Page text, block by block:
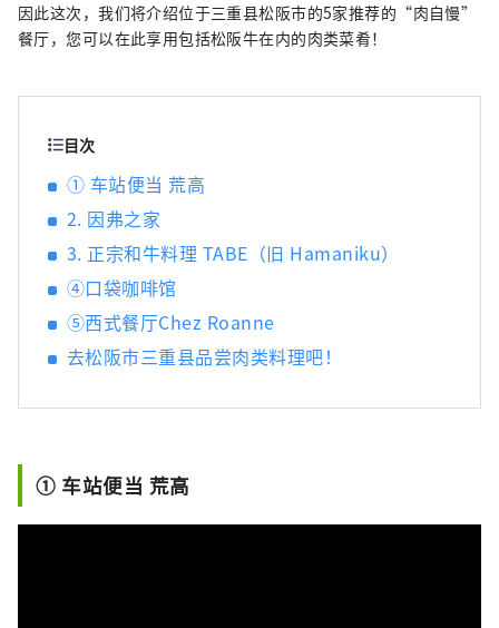
因此这次，我们将介绍位于三重县松阪市的5家推荐的“肉自慢”
餐厅，您可以在此享用包括松阪牛在内的肉类菜肴！
目次
① 车站便当 荒高
2. 因弗之家
3. 正宗和牛料理 TABE（旧 Hamaniku）
④口袋咖啡馆
⑤西式餐厅Chez Roanne
去松阪市三重县品尝肉类料理吧！
① 车站便当 荒高